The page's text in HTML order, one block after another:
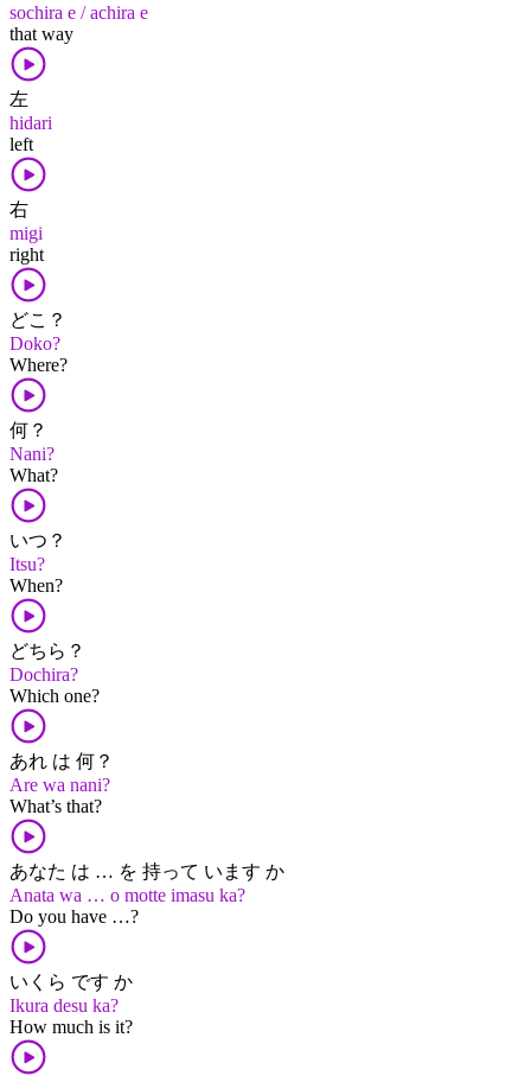
sochira e / achira e
that way
左
hidari
left
右
migi
right
どこ？
Doko?
Where?
何？
Nani?
What?
いつ？
Itsu?
When?
どちら？
Dochira?
Which one?
あれ は 何？
Are wa nani?
What’s that?
あなた は … を 持って います か
Anata wa … o motte imasu ka?
Do you have …?
いくら です か
Ikura desu ka?
How much is it?